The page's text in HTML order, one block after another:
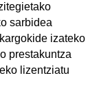
sarbidea
izateko
prestakuntza
lizentziatu